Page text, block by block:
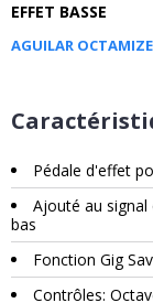
EFFET BASSE
AGUILAR
Pédale d'effet p
Ajouté au
bas
Fonction Gig
Contrôles: